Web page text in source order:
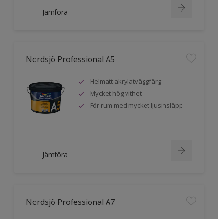
Jämföra
Nordsjö Professional A5
Helmatt akrylatväggfärg
Mycket hög vithet
För rum med mycket ljusinsläpp
Jämföra
Nordsjö Professional A7